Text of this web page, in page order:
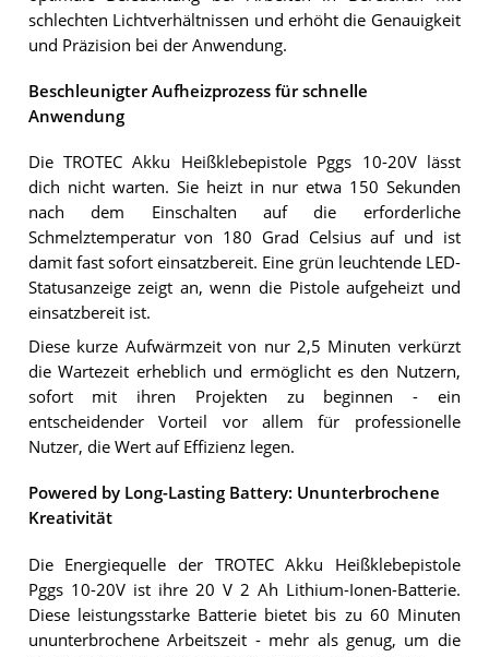
schlechten Lichtverhältnissen und erhöht die Genauigkeit
und Präzision bei der Anwendung.
Beschleunigter Aufheizprozess für schnelle
Anwendung
Die TROTEC Akku Heißklebepistole Pggs 10-20V lässt
dich nicht warten. Sie heizt in nur etwa 150 Sekunden
nach dem Einschalten auf die erforderliche
Schmelztemperatur von 180 Grad Celsius auf und ist
damit fast sofort einsatzbereit. Eine grün leuchtende LED-
Statusanzeige zeigt an, wenn die Pistole aufgeheizt und
einsatzbereit ist.
Diese kurze Aufwärmzeit von nur 2,5 Minuten verkürzt
die Wartezeit erheblich und ermöglicht es den Nutzern,
sofort mit ihren Projekten zu beginnen - ein
entscheidender Vorteil vor allem für professionelle
Nutzer, die Wert auf Effizienz legen.
Powered by Long-Lasting Battery: Ununterbrochene
Kreativität
Die Energiequelle der TROTEC Akku Heißklebepistole
Pggs 10-20V ist ihre 20 V 2 Ah Lithium-Ionen-Batterie.
Diese leistungsstarke Batterie bietet bis zu 60 Minuten
ununterbrochene Arbeitszeit - mehr als genug, um die